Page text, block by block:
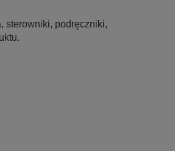
sterowniki, podręczniki,